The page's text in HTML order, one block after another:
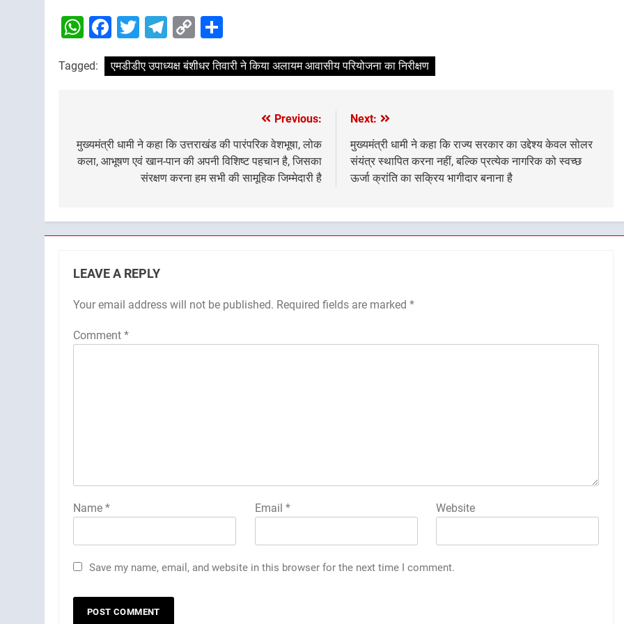
WhatsApp
Facebook
Twitter
Telegram
Copy
Link
Tagged: एमडीडीए उपाध्यक्ष बंशीधर तिवारी ने किया अलायम आवासीय परियोजना का निरीक्षण
navigation
Previous:
मुख्यमंत्री धामी ने कहा कि उत्तराखंड की पारंपरिक वेशभूषा, लोक
कला, आभूषण एवं खान-पान की अपनी विशिष्ट पहचान है, जिसका
संरक्षण करना हम सभी की सामूहिक जिम्मेदारी है
Next:
मुख्यमंत्री धामी ने कहा कि राज्य सरकार का उद्देश्य केवल सोलर
संयंत्र स्थापित करना नहीं, बल्कि प्रत्येक नागरिक को स्वच्छ
ऊर्जा क्रांति का सक्रिय भागीदार बनाना है
LEAVE A REPLY
Your email address will not be published. Required fields are marked *
Comment *
Name * Email * Website
Save my name, email, and website in this browser for the next time I comment.